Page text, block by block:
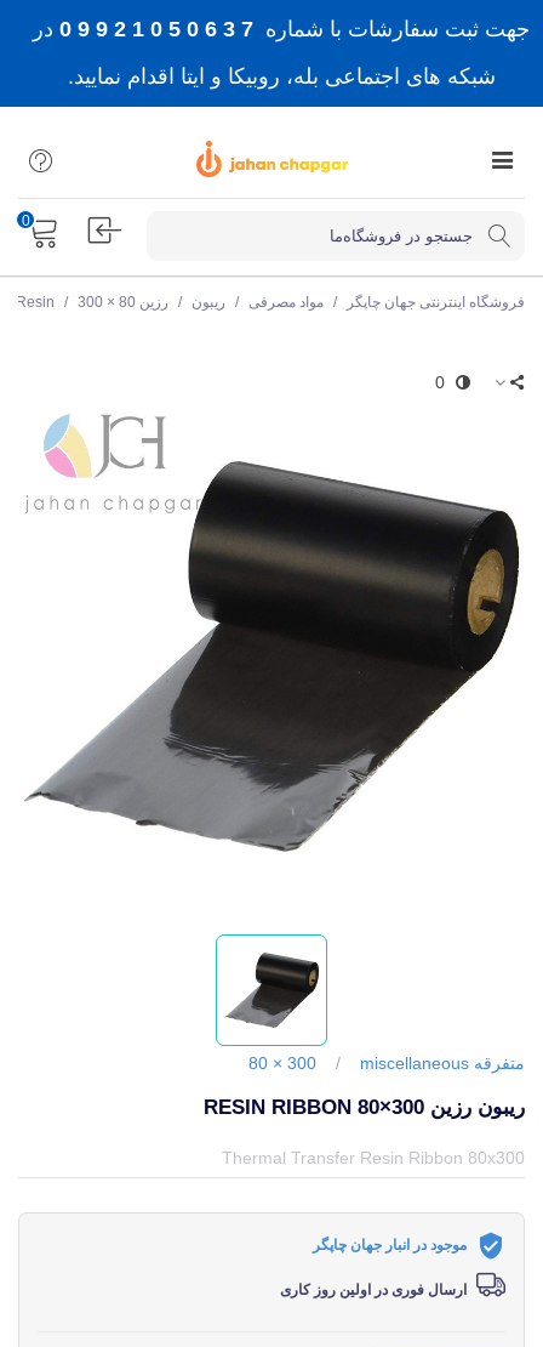
جهت ثبت سفارشات با شماره 7 3 6 0 5 0 1 2 9 9 0
در
شبکه های اجتماعی بله، روبیکا و ایتا اقدام نمایید.
0
فروشگاه اینترنتی جهان چاپگر / مواد مصرفی / ریبون / رزین Resin / 300 × 80
0
متفرقه miscellaneous /
300 × 80
ریبون رزین RESIN RIBBON 80×300
Thermal Transfer Resin Ribbon 80x300
موجود در انبار جهان چاپگر
ارسال فوری در اولین روز کاری